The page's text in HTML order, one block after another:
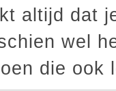
altijd dat
wel
die ook